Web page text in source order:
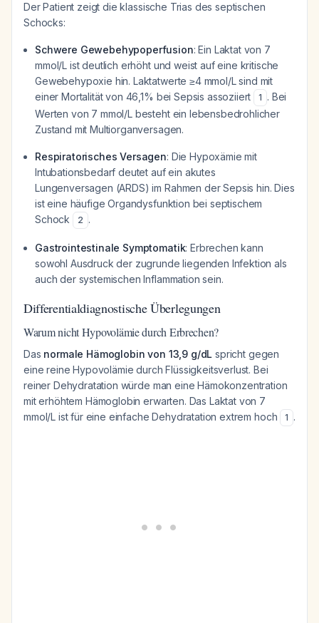
Der Patient zeigt die klassische Trias des septischen
Schocks:
Schwere Gewebehypoperfusion: Ein Laktat von 7
mmol/L ist deutlich erhöht und weist auf eine kritische
Gewebehypoxie hin. Laktatwerte ≥4 mmol/L sind mit
einer Mortalität von 46,1% bei Sepsis assoziiert
1 . Bei
Werten von 7 mmol/L besteht ein lebensbedrohlicher
Zustand mit Multiorganversagen.
Respiratorisches Versagen: Die Hypoxämie mit
Intubationsbedarf deutet auf ein akutes
Lungenversagen (ARDS) im Rahmen der Sepsis hin. Dies
ist eine häufige Organdysfunktion bei septischem
Schock
2 .
Gastrointestinale Symptomatik: Erbrechen kann
sowohl Ausdruck der zugrunde liegenden Infektion als
auch der systemischen Inflammation sein.
Differentialdiagnostische Überlegungen
Warum nicht Hypovolämie durch Erbrechen?
Das normale Hämoglobin von 13,9 g/dL spricht gegen
eine reine Hypovolämie durch Flüssigkeitsverlust. Bei
reiner Dehydratation würde man eine Hämokonzentration
mit erhöhtem Hämoglobin erwarten. Das Laktat von 7
mmol/L ist für eine einfache Dehydratation extrem hoch
1 .